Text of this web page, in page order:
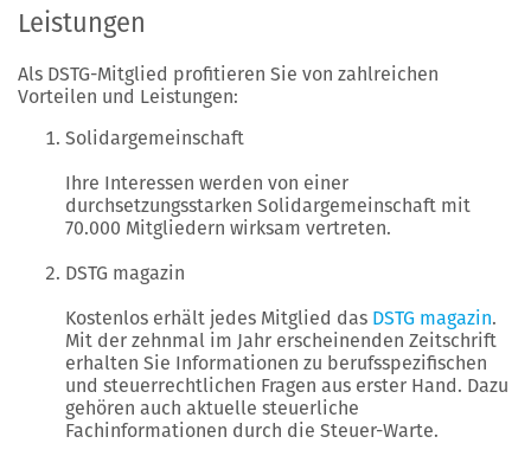
Leistungen
Als DSTG-Mitglied profitieren Sie von zahlreichen
Vorteilen und Leistungen:
Solidargemeinschaft
Ihre Interessen werden von einer
durchsetzungsstarken Solidargemeinschaft mit
70.000 Mitgliedern wirksam vertreten.
DSTG magazin
Kostenlos erhält jedes Mitglied das DSTG magazin.
Mit der zehnmal im Jahr erscheinenden Zeitschrift
erhalten Sie Informationen zu berufsspezifischen
und steuerrechtlichen Fragen aus erster Hand. Dazu
gehören auch aktuelle steuerliche
Fachinformationen durch die Steuer-Warte.